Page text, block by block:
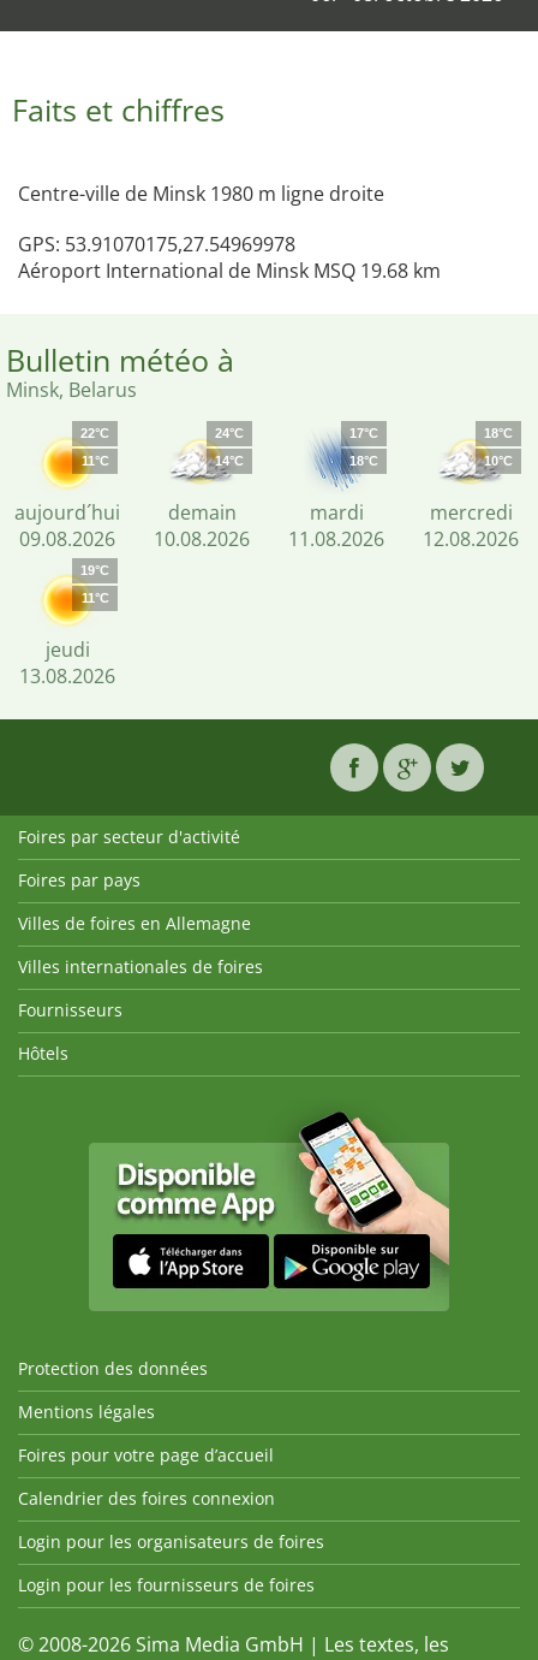
Faits et chiffres
Centre-ville de Minsk 1980 m ligne droite
GPS: 53.91070175,27.54969978
Aéroport International de Minsk MSQ 19.68 km
Bulletin météo à
Minsk, Belarus
22°C
11°C
aujourd´hui
09.08.2026
24°C
14°C
demain
10.08.2026
17°C
18°C
mardi
11.08.2026
18°C
10°C
mercredi
12.08.2026
19°C
11°C
jeudi
13.08.2026
Foires par secteur d'activité
Foires par pays
Villes de foires en Allemagne
Villes internationales de foires
Fournisseurs
Hôtels
Protection des données
Mentions légales
Foires pour votre page d’accueil
Calendrier des foires connexion
Login pour les organisateurs de foires
Login pour les fournisseurs de foires
© 2008-2026 Sima Media GmbH | Les textes, les